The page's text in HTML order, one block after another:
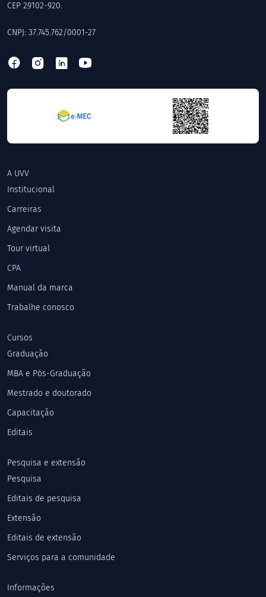
CEP 29102-920.
CNPJ: 37.745.762/0001-27
A UVV
Institucional
Carreiras
Agendar visita
Tour virtual
CPA
Manual da marca
Trabalhe conosco
Cursos
Graduação
MBA e Pós-Graduação
Mestrado e doutorado
Capacitação
Editais
Pesquisa e extensão
Pesquisa
Editais de pesquisa
Extensão
Editais de extensão
Serviços para a comunidade
Informações